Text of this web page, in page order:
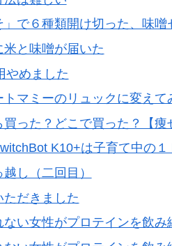
で６種類開け切った、味噌
米と味噌が届いた
やめました
トマミーのリュックに変えて
った？どこで買った？【痩
K10+は子育て中の１
し（二回目）
ただきました
ない女性がプロテインを飲み